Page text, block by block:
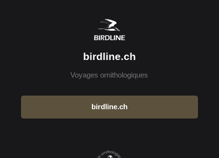
birdline.ch
Voyages ornithologiques
birdline.ch